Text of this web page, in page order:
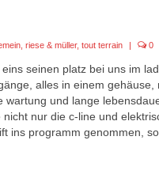
riese & müller, tout terrain | 0
seinen platz bei uns im
alles in einem gehäuse,
wartung und lange
nicht nur die c-line und
ins programm genommen,